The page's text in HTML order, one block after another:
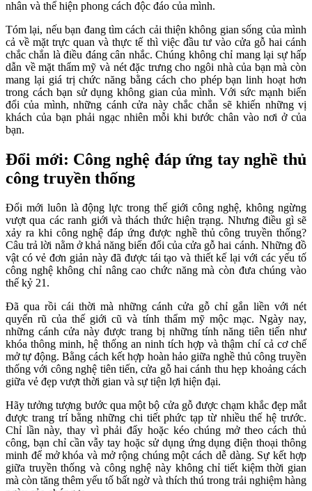
nhân và thể hiện phong cách độc đáo của mình.
Tóm lại, nếu bạn đang tìm cách cải thiện không gian sống của mình
cả về mặt trực quan và thực tế thì việc đầu tư vào cửa gỗ hai cánh
chắc chắn là điều đáng cân nhắc. Chúng không chỉ mang lại sự hấp
dẫn về mặt thẩm mỹ và nét đặc trưng cho ngôi nhà của bạn mà còn
mang lại giá trị chức năng bằng cách cho phép bạn linh hoạt hơn
trong cách bạn sử dụng không gian của mình. Với sức mạnh biến
đổi của mình, những cánh cửa này chắc chắn sẽ khiến những vị
khách của bạn phải ngạc nhiên mỗi khi bước chân vào nơi ở của
bạn.
Đổi mới: Công nghệ đáp ứng tay nghề thủ
công truyền thống
Đổi mới luôn là động lực trong thế giới công nghệ, không ngừng
vượt qua các ranh giới và thách thức hiện trạng. Nhưng điều gì sẽ
xảy ra khi công nghệ đáp ứng được nghề thủ công truyền thống?
Câu trả lời nằm ở khả năng biến đổi của cửa gỗ hai cánh. Những đồ
vật có vẻ đơn giản này đã được tái tạo và thiết kế lại với các yếu tố
công nghệ không chỉ nâng cao chức năng mà còn đưa chúng vào
thế kỷ 21.
Đã qua rồi cái thời mà những cánh cửa gỗ chỉ gắn liền với nét
quyến rũ của thế giới cũ và tính thẩm mỹ mộc mạc. Ngày nay,
những cánh cửa này được trang bị những tính năng tiên tiến như
khóa thông minh, hệ thống an ninh tích hợp và thậm chí cả cơ chế
mở tự động. Bằng cách kết hợp hoàn hảo giữa nghề thủ công truyền
thống với công nghệ tiên tiến, cửa gỗ hai cánh thu hẹp khoảng cách
giữa vẻ đẹp vượt thời gian và sự tiện lợi hiện đại.
Hãy tưởng tượng bước qua một bộ cửa gỗ được chạm khắc đẹp mắt
được trang trí bằng những chi tiết phức tạp từ nhiều thế hệ trước.
Chỉ lần này, thay vì phải đẩy hoặc kéo chúng mở theo cách thủ
công, bạn chỉ cần vẫy tay hoặc sử dụng ứng dụng điện thoại thông
minh để mở khóa và mở rộng chúng một cách dễ dàng. Sự kết hợp
giữa truyền thống và công nghệ này không chỉ tiết kiệm thời gian
mà còn tăng thêm yếu tố bất ngờ và thích thú trong trải nghiệm hàng